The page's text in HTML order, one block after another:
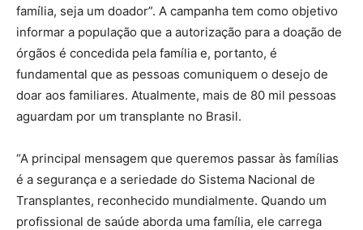
família, seja um doador”. A campanha tem como objetivo
informar a população que a autorização para a doação de
órgãos é concedida pela família e, portanto, é
fundamental que as pessoas comuniquem o desejo de
doar aos familiares. Atualmente, mais de 80 mil pessoas
aguardam por um transplante no Brasil.
“A principal mensagem que queremos passar às famílias
é a segurança e a seriedade do Sistema Nacional de
Transplantes, reconhecido mundialmente. Quando um
profissional de saúde aborda uma família, ele carrega